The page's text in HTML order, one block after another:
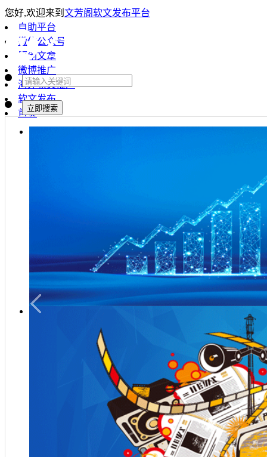
您好,欢迎来到 文芳阁软文发布平台
自助平台
微信公众号
原创文章
微博推广
海外软文推广
软文发布
首页